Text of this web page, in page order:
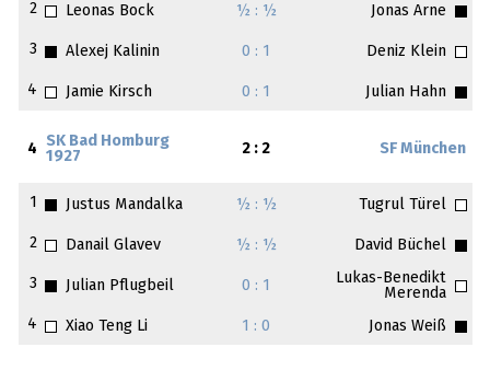
2 Leonas Bock ½ : ½ Jonas Arne
3 Alexej Kalinin 0 : 1 Deniz Klein
4 Jamie Kirsch 0 : 1 Julian Hahn
4
SK Bad Homburg
1927
2 : 2 SF München
1 Justus Mandalka ½ : ½ Tugrul Türel
2 Danail Glavev ½ : ½ David Büchel
3 Julian Pflugbeil 0 : 1
Lukas-Benedikt
Merenda
4
Xiao Teng Li 1 : 0 Jonas Weiß